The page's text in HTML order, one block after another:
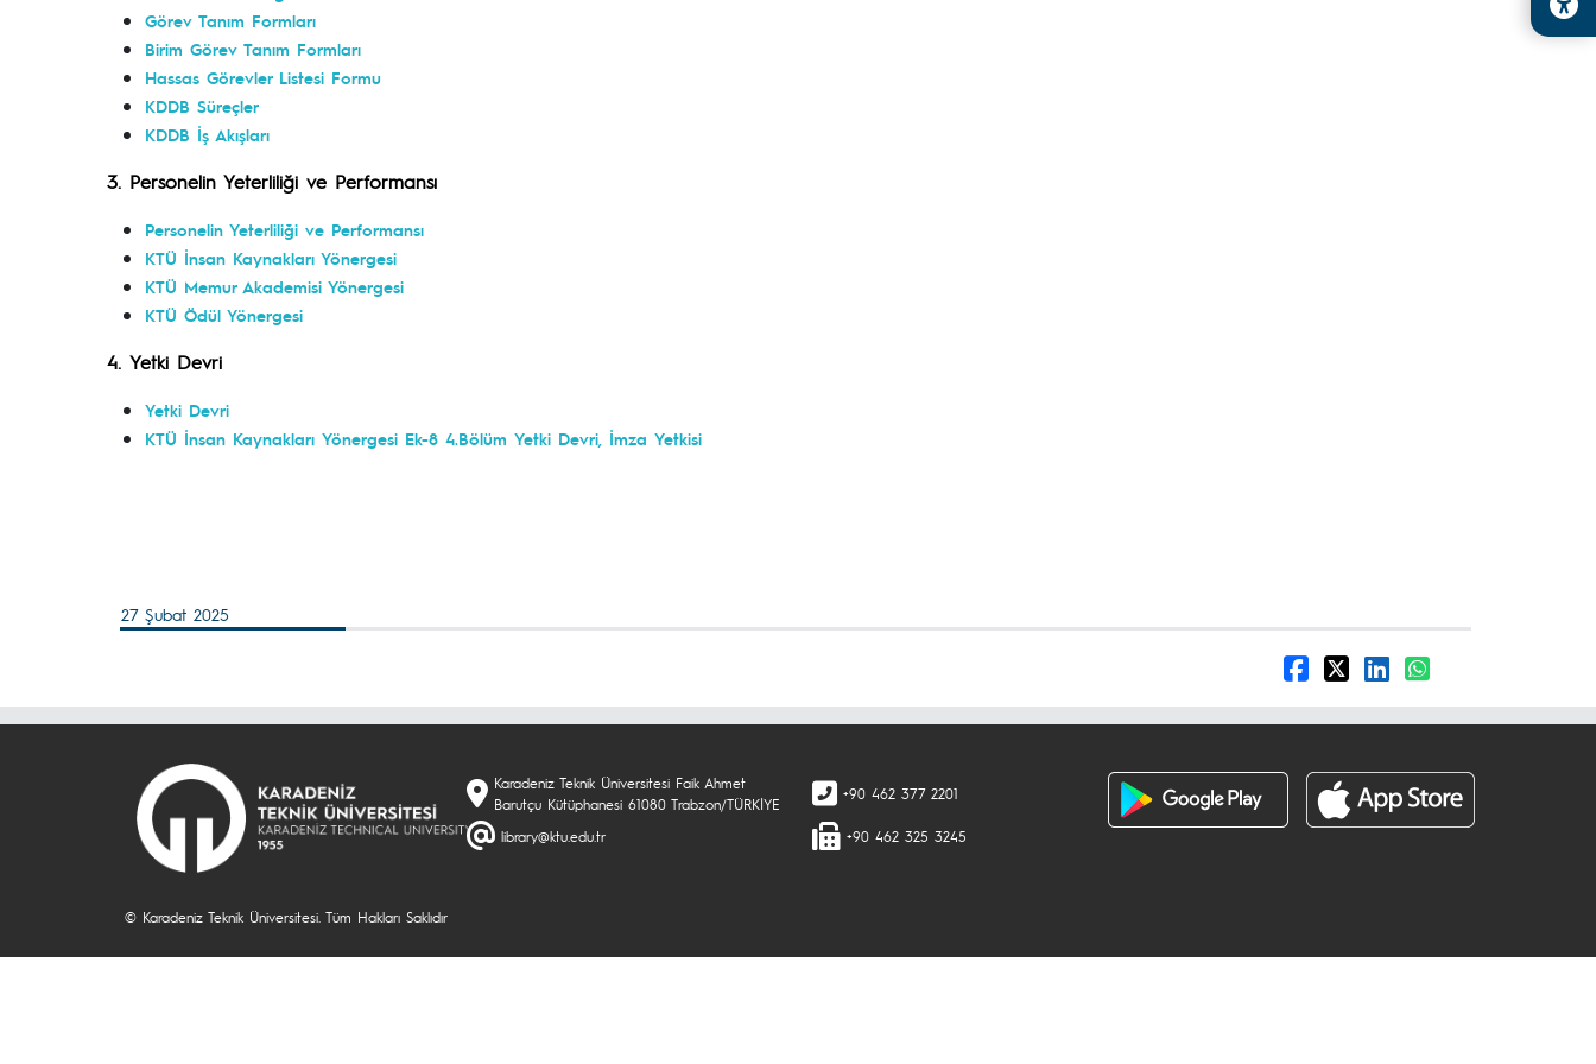
Görev Tanım Formları
Birim Görev Tanım Formları
Hassas Görevler Listesi Formu
KDDB Süreçler
KDDB İş Akışları
3. Personelin Yeterliliği ve Performansı
Personelin Yeterliliği ve Performansı
KTÜ İnsan Kaynakları Yönergesi
KTÜ Memur Akademisi Yönergesi
KTÜ Ödül Yönergesi
4. Yetki Devri
Yetki Devri
KTÜ İnsan Kaynakları Yönergesi Ek-8 4.Bölüm Yetki Devri, İmza Yetkisi
27 Şubat 2025
Karadeniz Teknik Üniversitesi Faik Ahmet
Barutçu Kütüphanesi 61080 Trabzon/TÜRKİYE
library@ktu.edu.tr
+90 462 377 2201
+90 462 325 3245
© Karadeniz Teknik Üniversitesi. Tüm Hakları Saklıdır